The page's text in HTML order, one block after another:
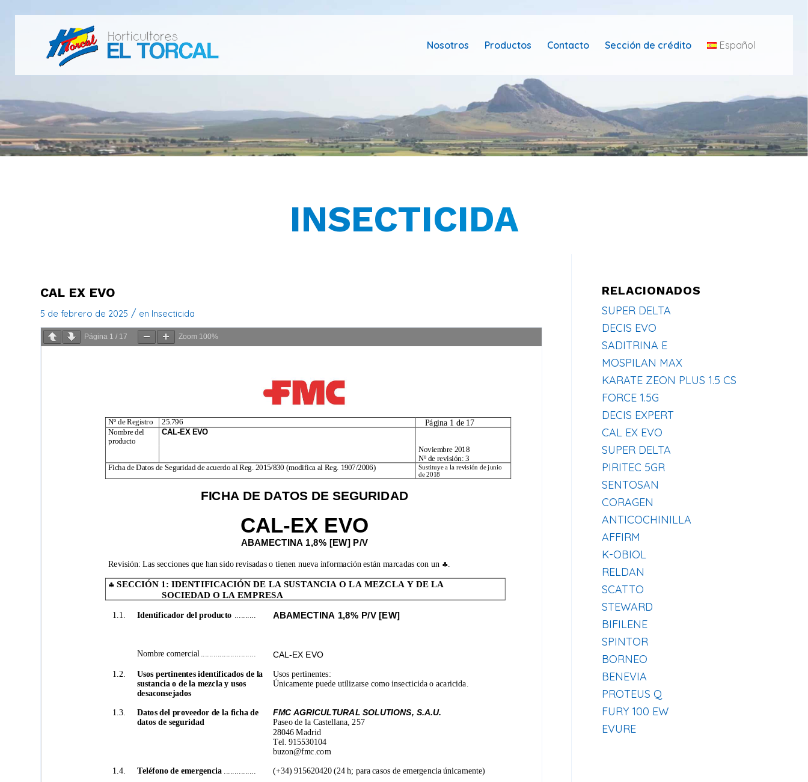
Nosotros Productos Contacto Sección de crédito Español
INSECTICIDA
CAL EX EVO
5 de febrero de 2025 / en Insecticida
Página 1 / 17 Zoom 100%
RELACIONADOS
SUPER DELTA
DECIS EVO
SADITRINA E
MOSPILAN MAX
KARATE ZEON PLUS 1.5 CS
FORCE 1.5G
DECIS EXPERT
CAL EX EVO
SUPER DELTA
PIRITEC 5GR
SENTOSAN
CORAGEN
ANTICOCHINILLA
AFFIRM
K-OBIOL
RELDAN
SCATTO
STEWARD
BIFILENE
SPINTOR
BORNEO
BENEVIA
PROTEUS Q
FURY 100 EW
EVURE